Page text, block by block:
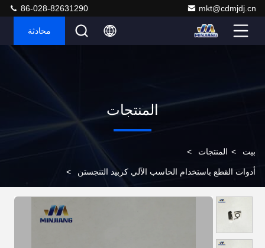
mkt@cdmjdj.cn
86-028-82631290
محادثة
المنتجات
بيت > المنتجات >
أدوات القطع باستخدام الحاسب الآلي كربيد التنجستن >
التشطيب لأجزاء صغيرة من الفولاذ المقاوم للصدأ